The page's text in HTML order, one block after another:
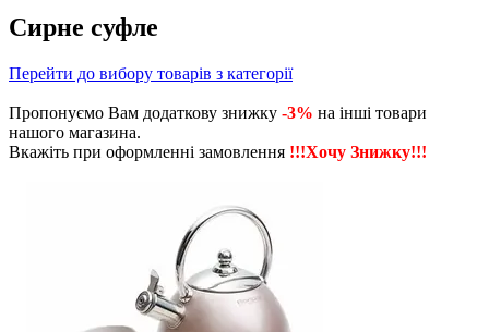
Сирне суфле
Перейти до вибору товарів з категорії
Пропонуємо Вам додаткову знижку -3% на інші товари
нашого магазина.
Вкажіть при оформленні замовлення !!!Хочу Знижку!!!